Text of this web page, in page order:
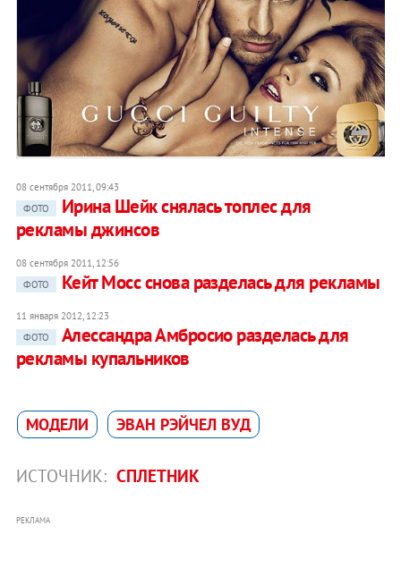
08 сентября 2011, 09:43
ФОТО
Ирина Шейк снялась топлес для
рекламы джинсов
08 сентября 2011, 12:56
ФОТО
Кейт Мосс снова разделась для рекламы
11 января 2012, 12:23
ФОТО
Алессандра Амбросио разделась для
рекламы купальников
МОДЕЛИ ЭВАН РЭЙЧЕЛ ВУД
ИСТОЧНИК: СПЛЕТНИК
РЕКЛАМА